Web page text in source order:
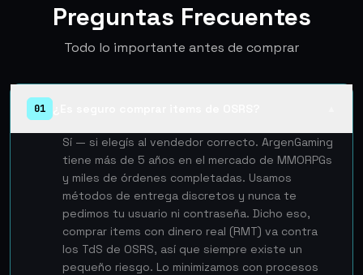
Preguntas Frecuentes
Todo lo importante antes de comprar
01
Sí — si elegís al vendedor correcto. ArgenGaming
tiene más de 5 años en el mercado de MMORPGs
y miles de órdenes completadas. Usamos
métodos de entrega discretos y nunca te
pedimos tu usuario ni contraseña. Dicho eso,
comprar items con dinero real (RMT) va contra
los TdS de OSRS, así que siempre existe un
pequeño riesgo. Lo minimizamos con procesos